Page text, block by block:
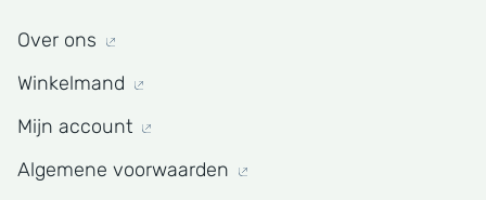
Over ons
Winkelmand
Mijn account
Algemene voorwaarden